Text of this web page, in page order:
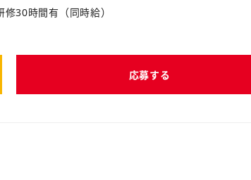
30時間有（同時給）
応募する